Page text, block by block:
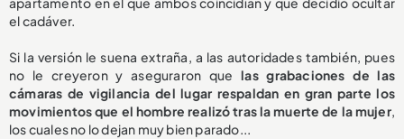
el cadáver.
Si la versión le suena extraña, a las autoridades también, pues
no le creyeron y aseguraron quelas grabaciones de las
cámaras de vigilancia del lugar respaldan en gran parte los
movimientos que el hombre realizó tras la muerte de la mujer,
los cuales no lo dejan muy bien parado...